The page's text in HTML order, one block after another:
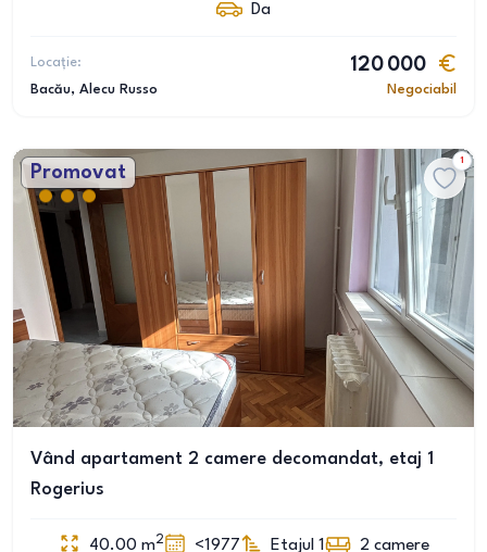
Da
Locație:
Bacău, Alecu Russo
120 000
Negociabil
Promovat
1
Vând apartament 2 camere decomandat, etaj 1
Rogerius
40.00 m2 <1977 Etajul 1 2 camere